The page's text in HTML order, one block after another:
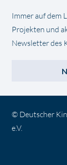
Immer auf dem
Projekten und
Newsletter des
© Deutscher
e.V.